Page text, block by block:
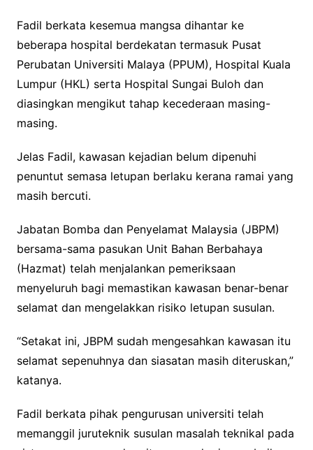
Fadil berkata kesemua mangsa dihantar ke
beberapa hospital berdekatan termasuk Pusat
Perubatan Universiti Malaya (PPUM), Hospital Kuala
Lumpur (HKL) serta Hospital Sungai Buloh dan
diasingkan mengikut tahap kecederaan masing-
masing.
Jelas Fadil, kawasan kejadian belum dipenuhi
penuntut semasa letupan berlaku kerana ramai yang
masih bercuti.
Jabatan Bomba dan Penyelamat Malaysia (JBPM)
bersama-sama pasukan Unit Bahan Berbahaya
(Hazmat) telah menjalankan pemeriksaan
menyeluruh bagi memastikan kawasan benar-benar
selamat dan mengelakkan risiko letupan susulan.
“Setakat ini, JBPM sudah mengesahkan kawasan itu
selamat sepenuhnya dan siasatan masih diteruskan,”
katanya.
Fadil berkata pihak pengurusan universiti telah
memanggil juruteknik susulan masalah teknikal pada